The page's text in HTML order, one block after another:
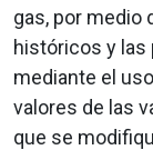
gas, por medio
históricos y las
mediante el
valores de las
que se